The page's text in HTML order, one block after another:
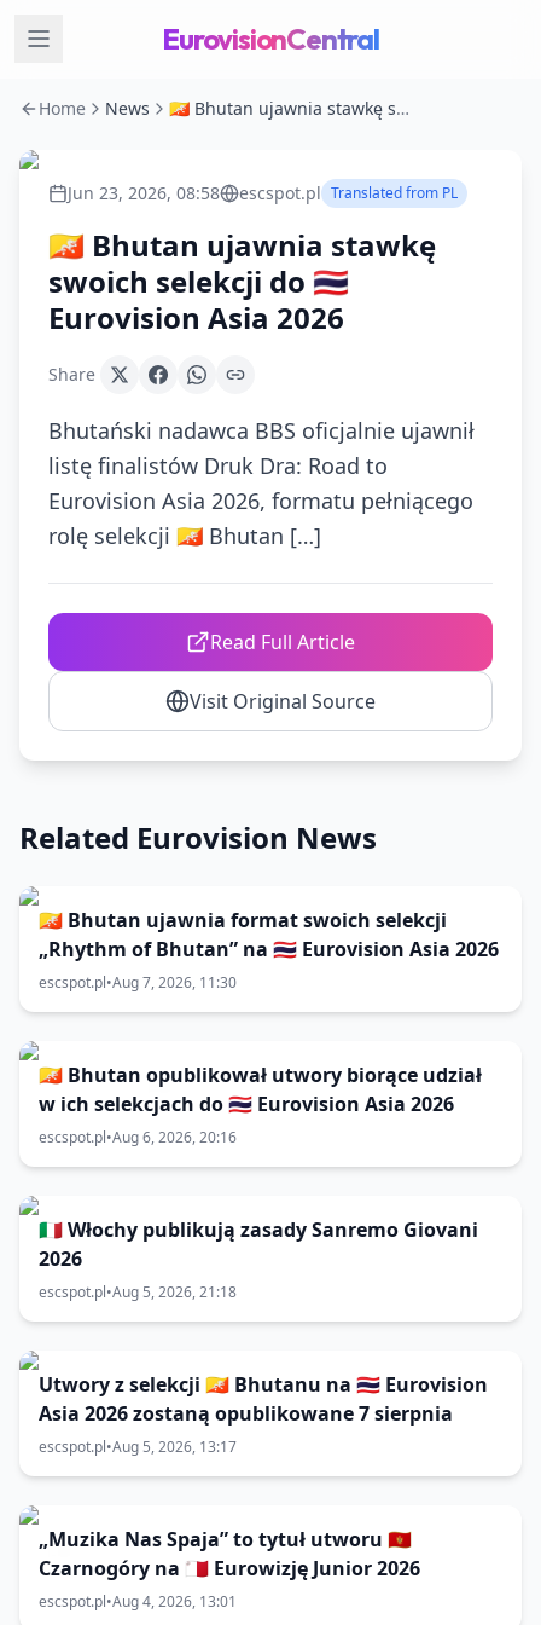
EurovisionCentral
Home News 🇧🇹 Bhutan ujawnia stawkę swoich selekcji do 🇹🇭 Eurovision Asia 2026
Jun 23, 2026, 08:58 escspot.pl Translated from PL
🇧🇹 Bhutan ujawnia stawkę
swoich selekcji do 🇹🇭
Eurovision Asia 2026
Share
Bhutański nadawca BBS oficjalnie ujawnił
listę finalistów Druk Dra: Road to
Eurovision Asia 2026, formatu pełniącego
rolę selekcji 🇧🇹 Bhutan […]
Read Full Article
Visit Original Source
Related Eurovision News
🇧🇹 Bhutan ujawnia format swoich selekcji
„Rhythm of Bhutan” na 🇹🇭 Eurovision Asia 2026
escspot.pl•Aug 7, 2026, 11:30
🇧🇹 Bhutan opublikował utwory biorące udział
w ich selekcjach do 🇹🇭 Eurovision Asia 2026
escspot.pl•Aug 6, 2026, 20:16
🇮🇹 Włochy publikują zasady Sanremo Giovani
2026
escspot.pl•Aug 5, 2026, 21:18
Utwory z selekcji 🇧🇹 Bhutanu na 🇹🇭 Eurovision
Asia 2026 zostaną opublikowane 7 sierpnia
escspot.pl•Aug 5, 2026, 13:17
„Muzika Nas Spaja” to tytuł utworu 🇲🇪
Czarnogóry na 🇲🇹 Eurowizję Junior 2026
escspot.pl•Aug 4, 2026, 13:01